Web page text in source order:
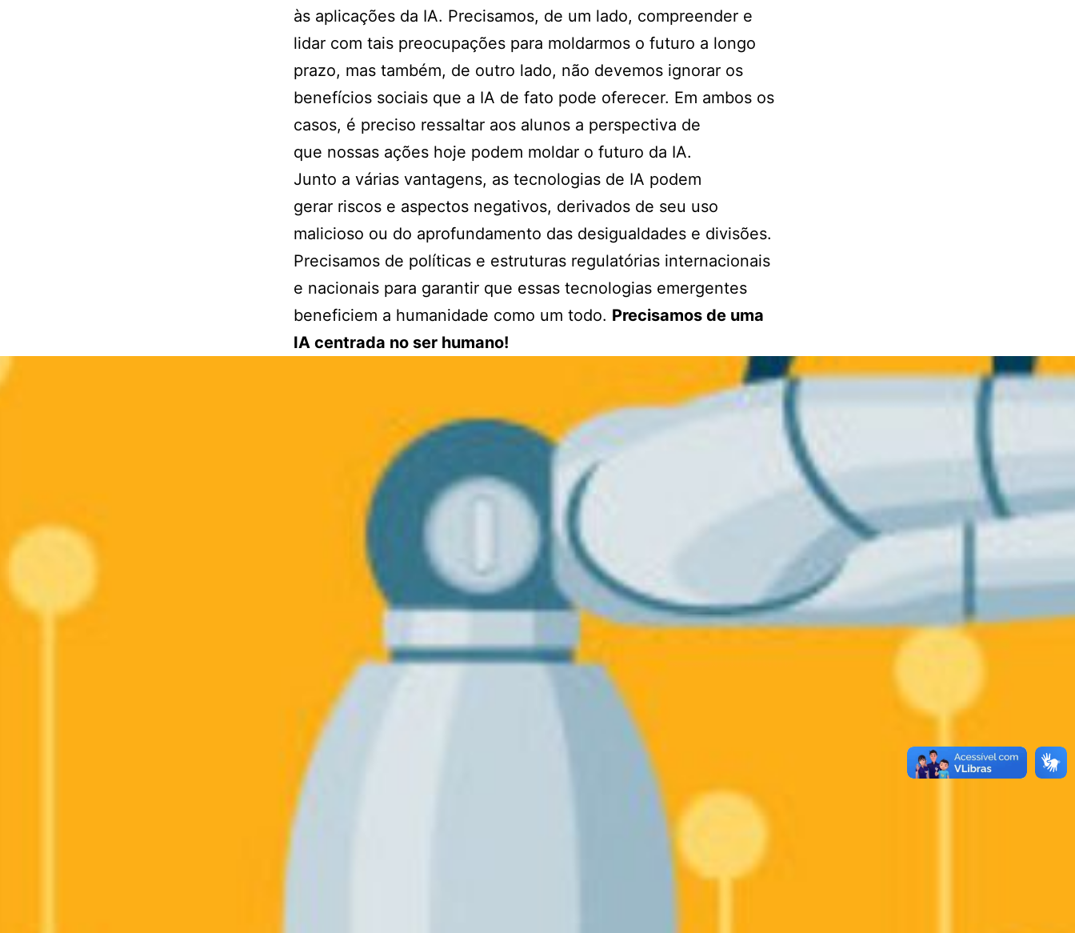
às aplicações da IA. Precisamos, de um lado, compreender e
lidar com tais preocupações para moldarmos o futuro a longo
prazo, mas também, de outro lado, não devemos ignorar os
benefícios sociais que a IA de fato pode oferecer. Em ambos os
casos, é preciso ressaltar aos alunos a perspectiva de
que nossas ações hoje podem moldar o futuro da IA.
Junto a várias vantagens, as tecnologias de IA podem
gerar riscos e aspectos negativos, derivados de seu uso
malicioso ou do aprofundamento das desigualdades e divisões.
Precisamos de políticas e estruturas regulatórias internacionais
e nacionais para garantir que essas tecnologias emergentes
beneficiem a humanidade como um todo. Precisamos de uma
IA centrada no ser humano!